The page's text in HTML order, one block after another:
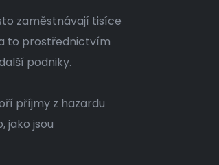
zaměstnávají tisíce
to prostřednictvím
podniky.
příjmy z hazardu
jako jsou